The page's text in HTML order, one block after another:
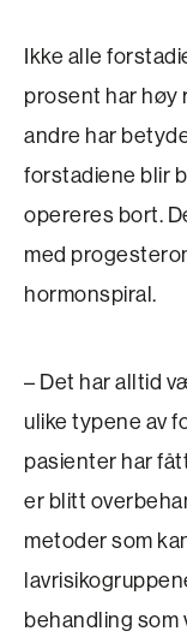
Ikke alle
prosent har høy
andre har
forstadiene blir
opereres bort.
med
hormonspiral.
– Det har alltid
ulike typene av
pasienter har
er blitt
metoder som
behandling som